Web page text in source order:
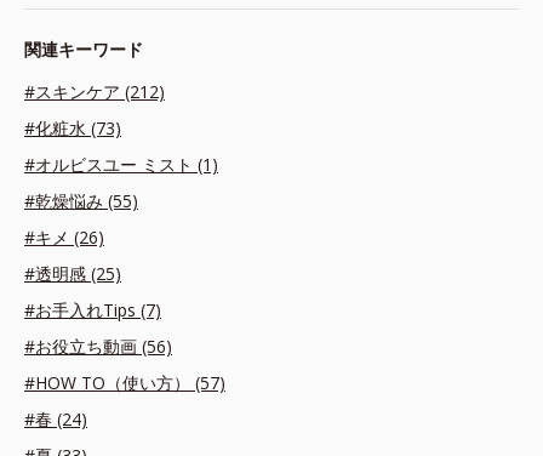
関連キーワード
#スキンケア (212)
#化粧水 (73)
#オルビスユー ミスト (1)
#乾燥悩み (55)
#キメ (26)
#透明感 (25)
#お手入れTips (7)
#お役立ち動画 (56)
#HOW TO（使い方） (57)
#春 (24)